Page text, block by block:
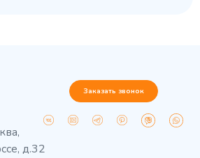
д.32
Заказать звонок